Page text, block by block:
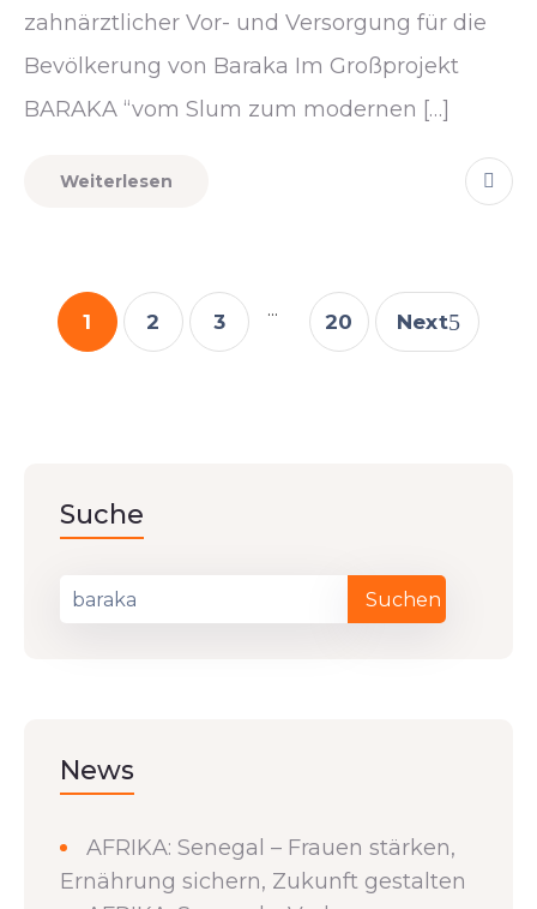
zahnärztlicher Vor- und Versorgung für die
Bevölkerung von Baraka Im Großprojekt
BARAKA “vom Slum zum modernen […]
Weiterlesen
1 2 3
...
20 Next
Suche
News
AFRIKA: Senegal – Frauen stärken,
Ernährung sichern, Zukunft gestalten